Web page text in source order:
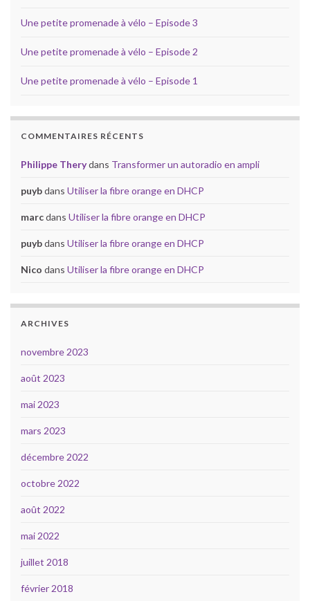
Une petite promenade à vélo – Episode 3
Une petite promenade à vélo – Episode 2
Une petite promenade à vélo – Episode 1
COMMENTAIRES RÉCENTS
Philippe Therydans Transformer un autoradio en ampli
puybdans Utiliser la fibre orange en DHCP
marcdans Utiliser la fibre orange en DHCP
puybdans Utiliser la fibre orange en DHCP
Nico dans Utiliser la fibre orange en DHCP
ARCHIVES
novembre 2023
août 2023
mai 2023
mars 2023
décembre 2022
octobre 2022
août 2022
mai 2022
juillet 2018
février 2018